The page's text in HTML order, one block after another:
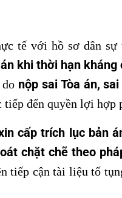
tế với hồ sơ dân sự
khi thời hạn
nộp sai Tòa án,
đến quyền lợi hợp
cấp trích lục bản
chặt chẽ theo
tiếp cận tài liệu tố